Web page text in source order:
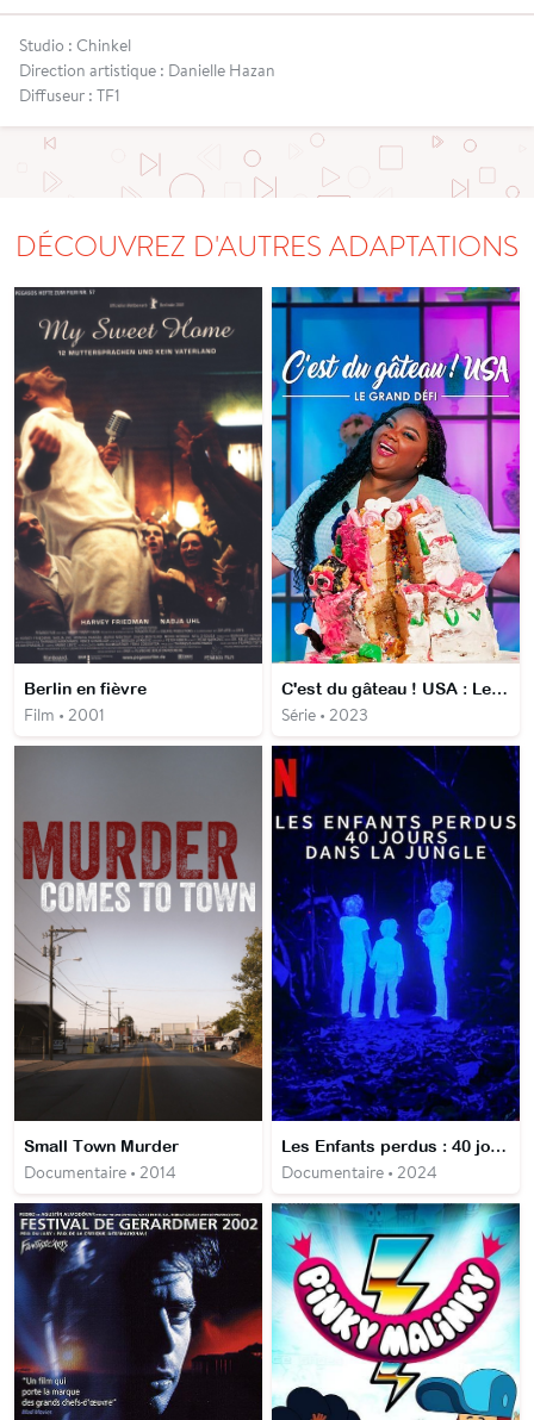
Studio : Chinkel
Direction artistique : Danielle Hazan
Diffuseur : TF1
DÉCOUVREZ D'AUTRES ADAPTATIONS
Berlin en fièvre
Film • 2001
C'est du gâteau ! USA : Le grand défi
Série • 2023
Small Town Murder
Documentaire • 2014
Les Enfants perdus : 40 jours dans la jungle
Documentaire • 2024